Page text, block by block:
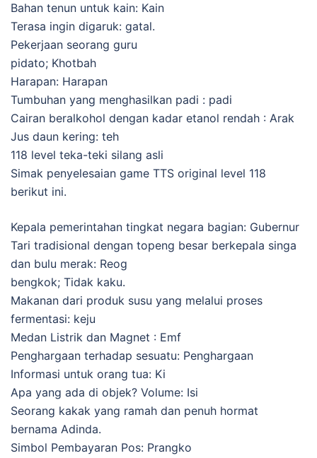
Bahan tenun untuk kain: Kain
Terasa ingin digaruk: gatal.
Pekerjaan seorang guru
pidato; Khotbah
Harapan: Harapan
Tumbuhan yang menghasilkan padi : padi
Cairan beralkohol dengan kadar etanol rendah : Arak
Jus daun kering: teh
118 level teka-teki silang asli
Simak penyelesaian game TTS original level 118
berikut ini.
Kepala pemerintahan tingkat negara bagian: Gubernur
Tari tradisional dengan topeng besar berkepala singa
dan bulu merak: Reog
bengkok; Tidak kaku.
Makanan dari produk susu yang melalui proses
fermentasi: keju
Medan Listrik dan Magnet : Emf
Penghargaan terhadap sesuatu: Penghargaan
Informasi untuk orang tua: Ki
Apa yang ada di objek? Volume: Isi
Seorang kakak yang ramah dan penuh hormat
bernama Adinda.
Simbol Pembayaran Pos: Prangko